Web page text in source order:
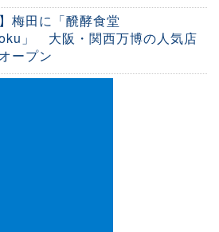
】梅田に「醗酵食堂
」 大阪・関西万博の人気店
ープン